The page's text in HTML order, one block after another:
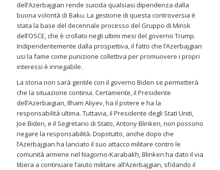
dell’Azerbajgian rende suicida qualsiasi dipendenza dalla
buona volontà di Baku. La gestione di questa controversia è
stata la base del decennale processo del Gruppo di Minsk
dell’OSCE, che è crollato negli ultimi mesi del governo Trump.
Indipendentemente dalla prospettiva, il fatto che l’Azerbajgian
usi la fame come punizione collettiva per promuovere i propri
interessi è innegabile.
La storia non sarà gentile con il governo Biden se permetterà
che la situazione continui. Certamente, il Presidente
dell’Azerbaigian, Ilham Aliyev, ha il potere e ha la
responsabilità ultima. Tuttavia, il Presidente degli Stati Uniti,
Joe Biden, e il Segretario di Stato, Antony Blinken, non possono
negare la responsabilità. Dopotutto, anche dopo che
l’Azerbajgian ha lanciato il suo attacco militare contro le
comunità armene nel Nagorno-Karabakh, Blinken ha dato il via
libera a continuare l’aiuto militare all’Azerbajgian, sfidando il